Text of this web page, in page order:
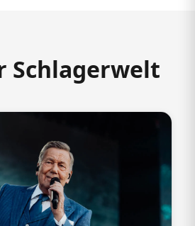
Schlagerwelt